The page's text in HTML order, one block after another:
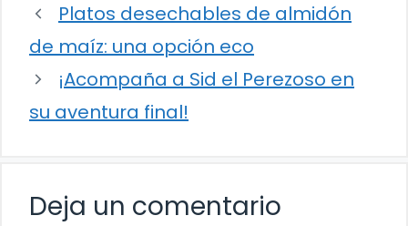
Platos desechables de almidón
de maíz: una opción eco
¡Acompaña a Sid el Perezoso en
su aventura final!
Deja un comentario